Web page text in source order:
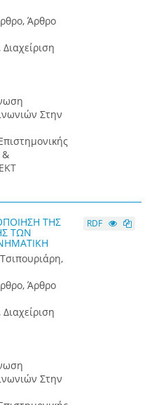
Άρθρο
Στην
&
ΕΚΤ
ΤΗΣ
ΤΩΝ
Άρθρο
Στην
RDF